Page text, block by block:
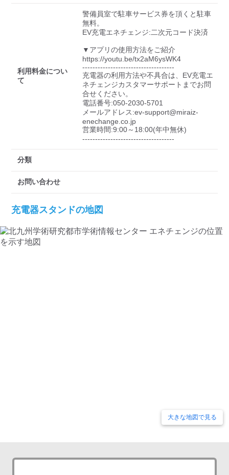
検索する
利用料金につい
て
警備員室で駐車サービス券を頂くと駐車
無料。
EV充電エネチェンジ:二次元コード決済
▼アプリの使用方法をご紹介
https://youtu.be/tx2aM6ysWK4
------------------------------------
充電器の利用方法や不具合は、EV充電エ
ネチェンジカスタマーサポートまでお問
合せください。
電話番号:050-2030-5701
メールアドレス:ev-support@miraiz-
enechange.co.jp
営業時間:9:00～18:00(年中無休)
------------------------------------
分類
お問い合わせ
充電器スタンドの地図
大きな地図で見る